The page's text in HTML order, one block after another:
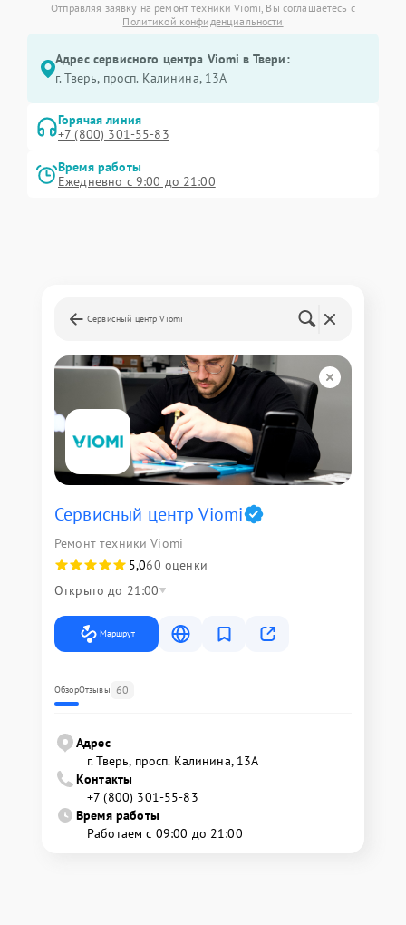
Отправляя заявку на ремонт техники Viomi, Вы соглашаетесь с
Политикой конфиденциальности
Адрес сервисного центра Viomi в Твери:
г. Тверь, просп. Калинина, 13А
Горячая линия
+7 (800) 301-55-83
Время работы
Ежедневно с 9:00 до 21:00
Сервисный центр Viomi
Сервисный центр Viomi
Ремонт техники Viomi
5,060 оценки
Открыто до 21:00
Маршрут
ОбзорОтзывы 60
Адрес
г. Тверь, просп. Калинина, 13А
Контакты
+7 (800) 301-55-83
Время работы
Работаем с 09:00 до 21:00